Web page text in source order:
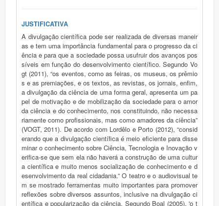
JUSTIFICATIVA
A divulgação científica pode ser realizada de diversas maneir
as e tem uma importância fundamental para o progresso da ci
ência e para que a sociedade possa usufruir dos avanços pos
síveis em função do desenvolvimento científico. Segundo Vo
gt (2011), “os eventos, como as feiras, os museus, os prêmio
s e as premiações, e os textos, as revistas, os jornais, enfim,
a divulgação da ciência de uma forma geral, apresenta um pa
pel de motivação e de mobilização da sociedade para o amor
da ciência e do conhecimento, nos constituindo, não necessa
riamente como profissionais, mas como amadores da ciência”
(VOGT, 2011). De acordo com Lordêlo e Porto (2012), “consid
erando que a divulgação científica é meio eficiente para disse
minar o conhecimento sobre Ciência, Tecnologia e Inovação v
erifica-se que sem ela não haverá a construção de uma cultur
a científica e muito menos socialização de conhecimento e d
esenvolvimento da real cidadania.” O teatro e o audiovisual te
m se mostrado ferramentas muito importantes para promover
reflexões sobre diversos assuntos, inclusive na divulgação ci
entífica e popularização da ciência. Segundo Boal (2005), 'o t